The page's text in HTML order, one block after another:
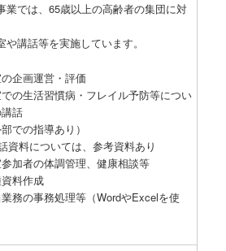
業では、65歳以上の高齢者の集団に対
や講話等を実施しています。
企画運営・評価
の生活習慣病・フレイル予防等につい
話
部での指導あり）
資料については、参考資料あり
加者の体調管理、健康相談等
料作成
務の事務処理等（WordやExcelを使